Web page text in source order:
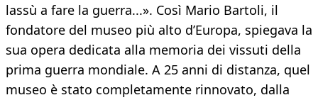
lassù a fare la guerra...». Così Mario Bartoli, il
fondatore del museo più alto d’Europa, spiegava la
sua opera dedicata alla memoria dei vissuti della
prima guerra mondiale. A 25 anni di distanza, quel
museo è stato completamente rinnovato, dalla